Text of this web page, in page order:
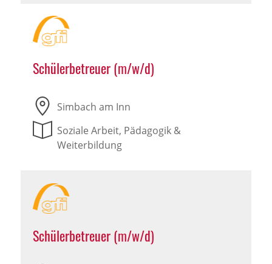
Schülerbetreuer (m/w/d)
Simbach am Inn
Soziale Arbeit, Pädagogik &
Weiterbildung
Schülerbetreuer (m/w/d)